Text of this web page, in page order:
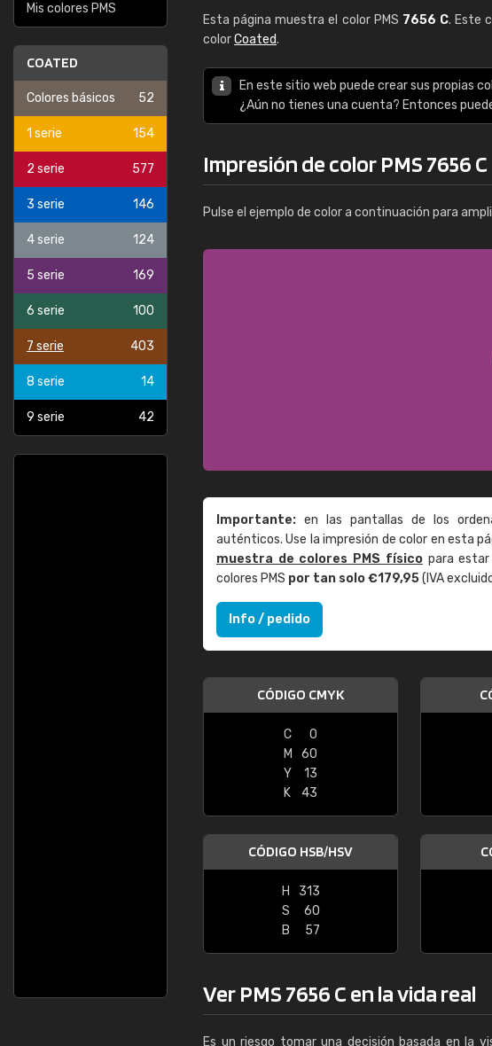
Mis colores PMS
COATED
Colores básicos 52
1 serie 154
2 serie 577
3 serie 146
4 serie 124
5 serie 169
6 serie 100
7 serie 403
8 serie 14
9 serie 42
Esta página muestra el color PMS 7656 C. Este
colorCoated.
En este sitio web puede crear sus propias
¿Aún no tienes una cuenta? Entonces
Impresión de color PMS 7656 C
Pulse el ejemplo de color a continuación para
Importante: en las pantallas de los
auténticos. Use la impresión de color en esta
muestra de colores PMS físicopara estar
colores PMS por tan solo €179,95(IVA
Info / pedido
CÓDIGO CMYK
C
0
M
60
Y
13
K
43
CÓDIGO HSB/HSV
H
313
S
60
B
57
Ver PMS 7656 C en la vida real
Es un riesgo tomar una decisión basada en la